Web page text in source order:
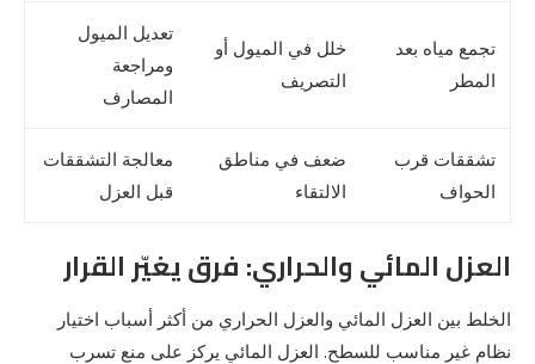
تجمع مياه بعد
المطر
خلل في الميول أو
التصريف
تعديل الميول
ومراجعة
المصارف
تشققات قرب
الحواف
ضعف في مناطق
الالتقاء
معالجة التشققات
قبل العزل
العزل المائي والحراري: فرق يغيّر القرار
الخلط بين العزل المائي والعزل الحراري من أكثر أسباب اختيار
نظام غير مناسب للسطح. العزل المائي يركز على منع تسرب